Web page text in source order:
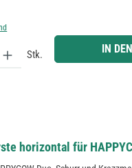
den gewünschten Wert ein oder
Stk. IN
horizontal für